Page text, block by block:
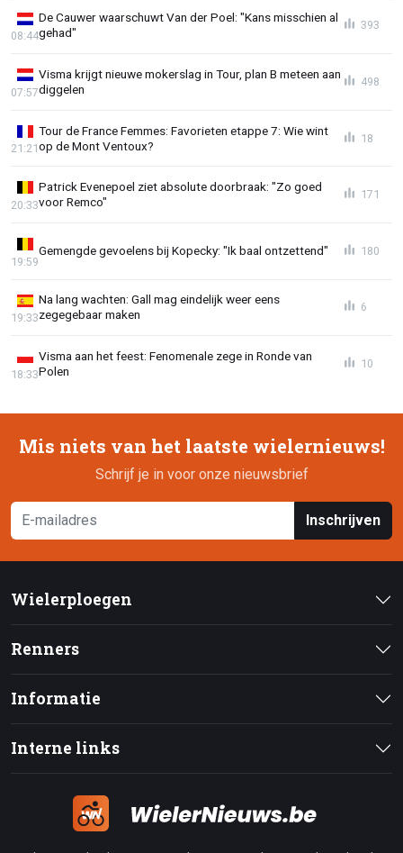
De Cauwer waarschuwt Van der Poel: "Kans misschien al
gehad"
08:44
393
Visma krijgt nieuwe mokerslag in Tour, plan B meteen aan
diggelen
07:57
498
Tour de France Femmes: Favorieten etappe 7: Wie wint
op de Mont Ventoux?
21:21
18
Patrick Evenepoel ziet absolute doorbraak: "Zo goed
voor Remco"
20:33
171
Gemengde gevoelens bij Kopecky: "Ik baal ontzettend"
19:59
180
Na lang wachten: Gall mag eindelijk weer eens
zegegebaar maken
19:33
6
Visma aan het feest: Fenomenale zege in Ronde van
Polen
18:33
10
Mis niets van het laatste wielernieuws!
Schrijf je in voor onze nieuwsbrief
Inschrijven
Wielerploegen
Renners
Informatie
Interne links